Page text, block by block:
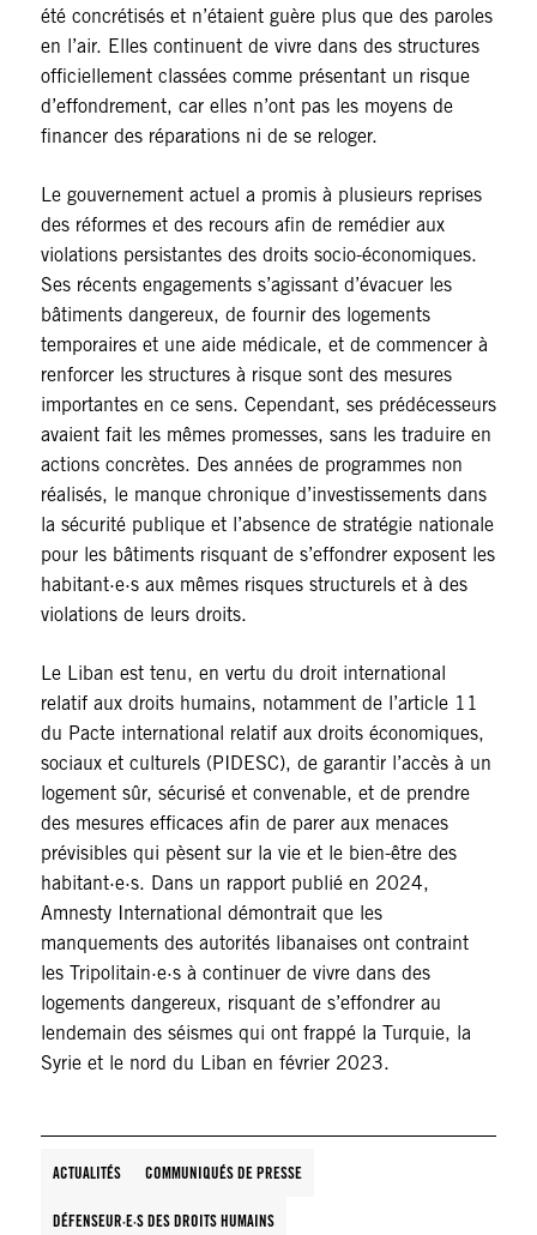
été concrétisés et n’étaient guère plus que des paroles
en l’air. Elles continuent de vivre dans des structures
officiellement classées comme présentant un risque
d’effondrement, car elles n’ont pas les moyens de
financer des réparations ni de se reloger.
Le gouvernement actuel a promis à plusieurs reprises
des réformes et des recours afin de remédier aux
violations persistantes des droits socio-économiques.
Ses récents engagements s’agissant d’évacuer les
bâtiments dangereux, de fournir des logements
temporaires et une aide médicale, et de commencer à
renforcer les structures à risque sont des mesures
importantes en ce sens. Cependant, ses prédécesseurs
avaient fait les mêmes promesses, sans les traduire en
actions concrètes. Des années de programmes non
réalisés, le manque chronique d’investissements dans
la sécurité publique et l’absence de stratégie nationale
pour les bâtiments risquant de s’effondrer exposent les
habitant·e·s aux mêmes risques structurels et à des
violations de leurs droits.
Le Liban est tenu, en vertu du droit international
relatif aux droits humains, notamment de l’article 11
du Pacte international relatif aux droits économiques,
sociaux et culturels (PIDESC), de garantir l’accès à un
logement sûr, sécurisé et convenable, et de prendre
des mesures efficaces afin de parer aux menaces
prévisibles qui pèsent sur la vie et le bien-être des
habitant·e·s. Dans un rapport publié en 2024,
Amnesty International démontrait que les
manquements des autorités libanaises ont contraint
les Tripolitain·e·s à continuer de vivre dans des
logements dangereux, risquant de s’effondrer au
lendemain des séismes qui ont frappé la Turquie, la
Syrie et le nord du Liban en février 2023.
ACTUALITÉS COMMUNIQUÉS DE PRESSE
DÉFENSEUR·E·S DES DROITS HUMAINS